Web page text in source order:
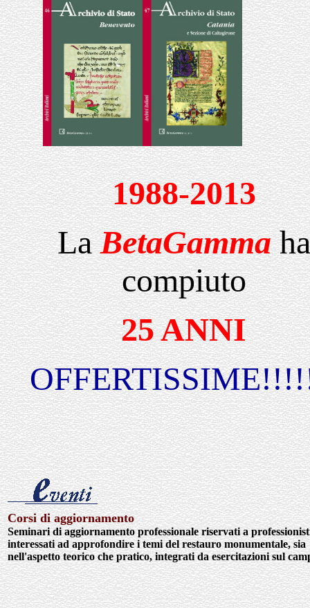
1988-2013
LaBetaGammaha
compiuto
25 ANNI
Corsi di aggiornamento
Seminari di aggiornamento professionale riservati a
interessati ad approfondire i temi del restauro monumentale, sia
nell'aspetto teorico che pratico, integrati da esercitazioni sul